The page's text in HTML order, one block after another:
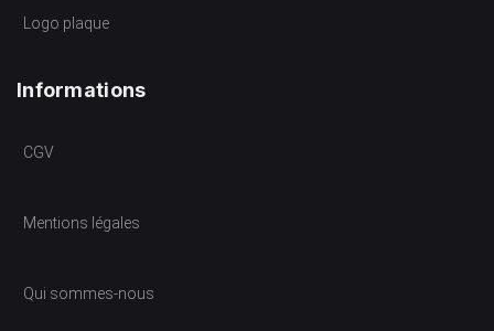
Logo plaque
Informations
CGV
Mentions légales
Qui sommes-nous